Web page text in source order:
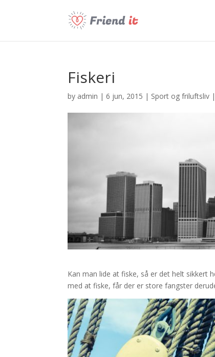
Fiskeri
by admin | 6 jun, 2015 | Sport og friluftsliv |
Kan man lide at fiske, så er det helt sikkert
med at fiske, får der er store fangster